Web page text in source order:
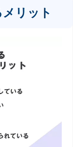
リット